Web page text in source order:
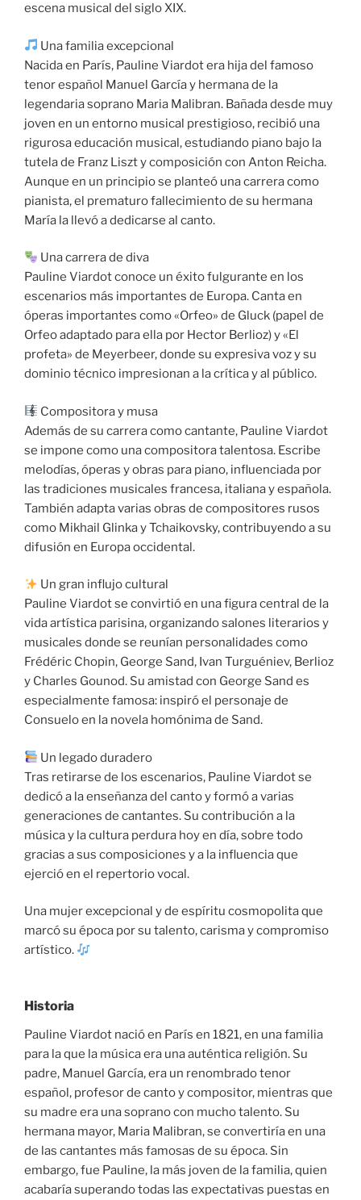
escena musical del siglo XIX.
Una familia excepcional
Nacida en París, Pauline Viardot era hija del famoso
tenor español Manuel García y hermana de la
legendaria soprano Maria Malibran. Bañada desde muy
joven en un entorno musical prestigioso, recibió una
rigurosa educación musical, estudiando piano bajo la
tutela de Franz Liszt y composición con Anton Reicha.
Aunque en un principio se planteó una carrera como
pianista, el prematuro fallecimiento de su hermana
María la llevó a dedicarse al canto.
Una carrera de diva
Pauline Viardot conoce un éxito fulgurante en los
escenarios más importantes de Europa. Canta en
óperas importantes como «Orfeo» de Gluck (papel de
Orfeo adaptado para ella por Hector Berlioz) y «El
profeta» de Meyerbeer, donde su expresiva voz y su
dominio técnico impresionan a la crítica y al público.
Compositora y musa
Además de su carrera como cantante, Pauline Viardot
se impone como una compositora talentosa. Escribe
melodías, óperas y obras para piano, influenciada por
las tradiciones musicales francesa, italiana y española.
También adapta varias obras de compositores rusos
como Mikhail Glinka y Tchaikovsky, contribuyendo a su
difusión en Europa occidental.
Un gran influjo cultural
Pauline Viardot se convirtió en una figura central de la
vida artística parisina, organizando salones literarios y
musicales donde se reunían personalidades como
Frédéric Chopin, George Sand, Ivan Turguéniev, Berlioz
y Charles Gounod. Su amistad con George Sand es
especialmente famosa: inspiró el personaje de
Consuelo en la novela homónima de Sand.
Un legado duradero
Tras retirarse de los escenarios, Pauline Viardot se
dedicó a la enseñanza del canto y formó a varias
generaciones de cantantes. Su contribución a la
música y la cultura perdura hoy en día, sobre todo
gracias a sus composiciones y a la influencia que
ejerció en el repertorio vocal.
Una mujer excepcional y de espíritu cosmopolita que
marcó su época por su talento, carisma y compromiso
artístico.
Historia
Pauline Viardot nació en París en 1821, en una familia
para la que la música era una auténtica religión. Su
padre, Manuel García, era un renombrado tenor
español, profesor de canto y compositor, mientras que
su madre era una soprano con mucho talento. Su
hermana mayor, Maria Malibran, se convertiría en una
de las cantantes más famosas de su época. Sin
embargo, fue Pauline, la más joven de la familia, quien
acabaría superando todas las expectativas puestas en